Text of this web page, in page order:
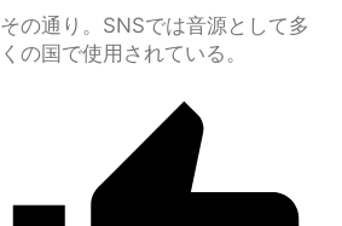
その通り。SNSでは音源として多
くの国で使用されている。